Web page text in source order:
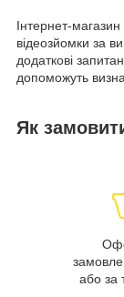
Інтернет-
відеозйомки за
додаткові
допоможуть
Як
або за